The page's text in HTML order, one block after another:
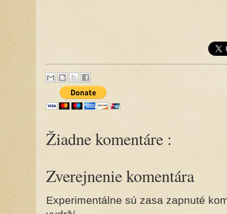
Žiadne komentáre :
Zverejnenie komentára
Experimentálne sú zasa zapnuté